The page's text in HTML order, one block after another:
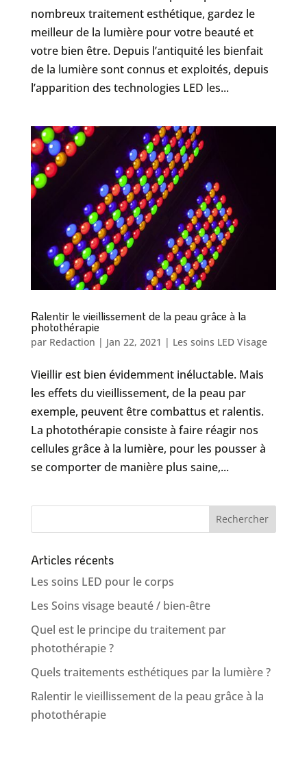
nombreux traitement esthétique, gardez le
meilleur de la lumière pour votre beauté et
votre bien être. Depuis l’antiquité les bienfait
de la lumière sont connus et exploités, depuis
l’apparition des technologies LED les...
Ralentir le vieillissement de la peau grâce à la
photothérapie
par Redaction | Jan 22, 2021 | Les soins LED Visage
Vieillir est bien évidemment inéluctable. Mais
les effets du vieillissement, de la peau par
exemple, peuvent être combattus et ralentis.
La photothérapie consiste à faire réagir nos
cellules grâce à la lumière, pour les pousser à
se comporter de manière plus saine,...
Articles récents
Les soins LED pour le corps
Les Soins visage beauté / bien-être
Quel est le principe du traitement par
photothérapie ?
Quels traitements esthétiques par la lumière ?
Ralentir le vieillissement de la peau grâce à la
photothérapie